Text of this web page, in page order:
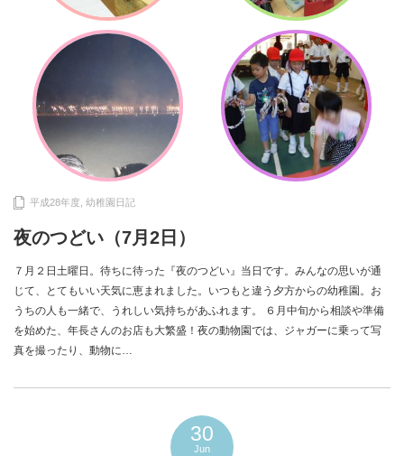
平成28年度 幼稚園日記
夜のつどい（7月2日）
７月２日土曜日。待ちに待った『夜のつどい』当日です。みんなの思いが通
じて、とてもいい天気に恵まれました。いつもと違う夕方からの幼稚園。お
うちの人も一緒で、うれしい気持ちがあふれます。 ６月中旬から相談や準備
を始めた、年長さんのお店も大繁盛！夜の動物園では、ジャガーに乗って写
真を撮ったり、動物に…
30
Jun